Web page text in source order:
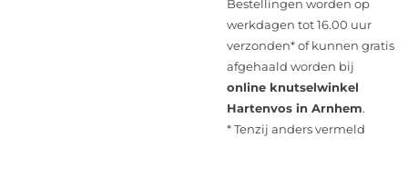
Bestellingen worden op
werkdagen tot 16.00 uur
verzonden* of kunnen gratis
afgehaald worden bij
online knutselwinkel
Hartenvos in Arnhem.
* Tenzij anders vermeld